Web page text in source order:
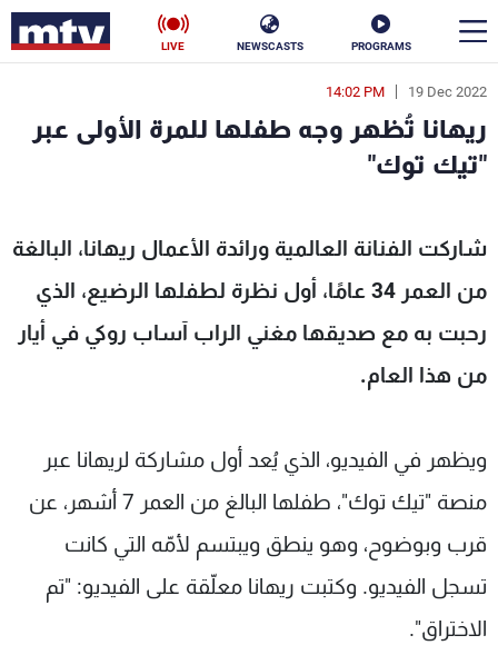
PROGRAMS
NEWSCASTS
LIVE
19 Dec 2022
14:02 PM
ريهانا تُظهر وجه طفلها للمرة الأولى عبر
"تيك توك"
شاركت الفنانة العالمية ورائدة الأعمال ريهانا، البالغة
من العمر 34 عامًا، أول نظرة لطفلها الرضيع، الذي
رحبت به مع صديقها مغني الراب آساب روكي في أيار
من هذا العام.
ويظهر في الفيديو، الذي يُعد أول مشاركة لريهانا عبر
منصة "تيك توك"، طفلها البالغ من العمر 7 أشهر، عن
قرب وبوضوح، وهو ينطق ويبتسم لأمّه التي كانت
تسجل الفيديو. وكتبت ريهانا معلّقة على الفيديو: "تم
الاختراق".
en
الأخبار
إقتصاد فن
منوعات
البرامج
جدول البرامج
الترددات
عن MTV